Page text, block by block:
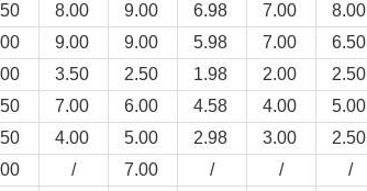
8.00 9.00 6.98 7.00 8.00
9.00 9.00 5.98 7.00 6.50
3.50 2.50 1.98 2.00 2.50
7.00 6.00 4.58 4.00 5.00
4.00 5.00 2.98 3.00 2.50
/ 7.00 / / /